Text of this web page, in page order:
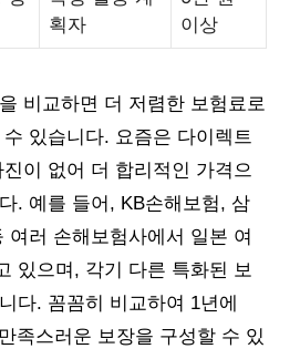
획자
이상
비교하면 더 저렴한 보험료로
있습니다. 요즘은 다이렉트
이 없어 더 합리적인 가격으
. 예를 들어, KB손해보험, 삼
여러 손해보험사에서 일본 여
있으며, 각기 다른 특화된 보
다. 꼼꼼히 비교하여 1년에
족스러운 보장을 구성할 수 있